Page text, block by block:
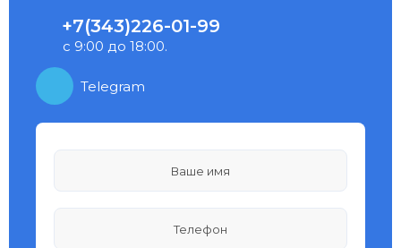
+7(343)226-01-99
с 9:00 до 18:00.
Telegram